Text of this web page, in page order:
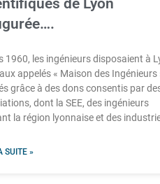
de Lyon
1960, les ingénieurs disposaient à
appelés « Maison des Ingénieurs
grâce à des dons consentis par
dont la SEE, des ingénieurs
la région lyonnaise et des
SUITE »